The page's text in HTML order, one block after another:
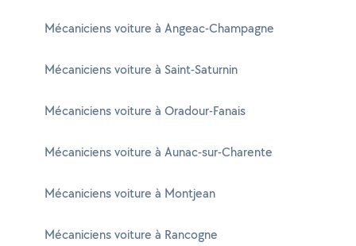
Mécaniciens voiture à Angeac-Champagne
Mécaniciens voiture à Saint-Saturnin
Mécaniciens voiture à Oradour-Fanais
Mécaniciens voiture à Aunac-sur-Charente
Mécaniciens voiture à Montjean
Mécaniciens voiture à Rancogne